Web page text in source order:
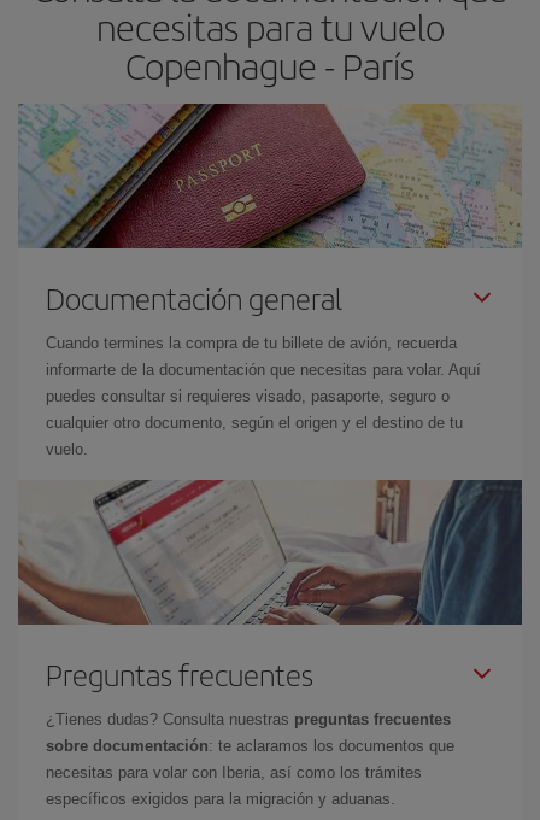
necesitas para tu vuelo
Copenhague - París
Documentación general
Cuando termines la compra de tu billete de avión, recuerda
informarte de la documentación que necesitas para volar. Aquí
puedes consultar si requieres visado, pasaporte, seguro o
cualquier otro documento, según el origen y el destino de tu
vuelo.
Preguntas frecuentes
¿Tienes dudas? Consulta nuestras preguntas frecuentes
sobre documentación: te aclaramos los documentos que
necesitas para volar con Iberia, así como los trámites
específicos exigidos para la migración y aduanas.